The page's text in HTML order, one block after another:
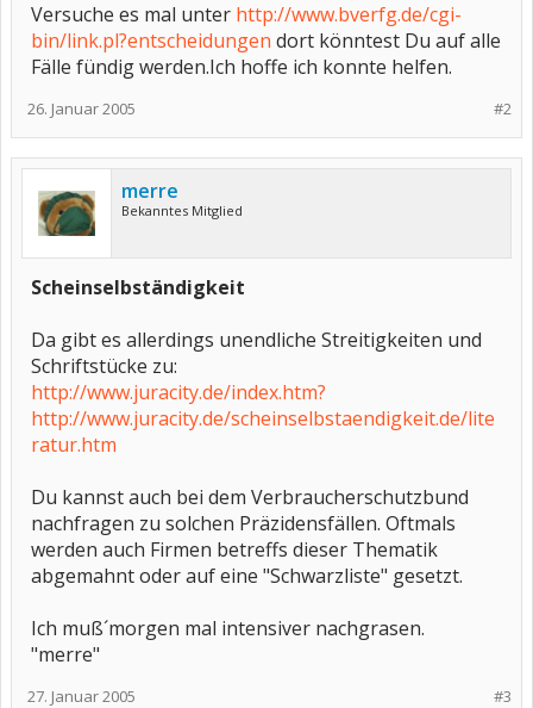
Versuche es mal unter http://www.bverfg.de/cgi-
bin/link.pl?entscheidungen dort könntest Du auf alle
Fälle fündig werden.Ich hoffe ich konnte helfen.
#2
26. Januar 2005
merre
Bekanntes Mitglied
Scheinselbständigkeit
Da gibt es allerdings unendliche Streitigkeiten und
Schriftstücke zu:
http://www.juracity.de/index.htm?
http://www.juracity.de/scheinselbstaendigkeit.de/lite
ratur.htm
Du kannst auch bei dem Verbraucherschutzbund
nachfragen zu solchen Präzidensfällen. Oftmals
werden auch Firmen betreffs dieser Thematik
abgemahnt oder auf eine "Schwarzliste" gesetzt.
Ich muß´morgen mal intensiver nachgrasen.
"merre"
#3
27. Januar 2005